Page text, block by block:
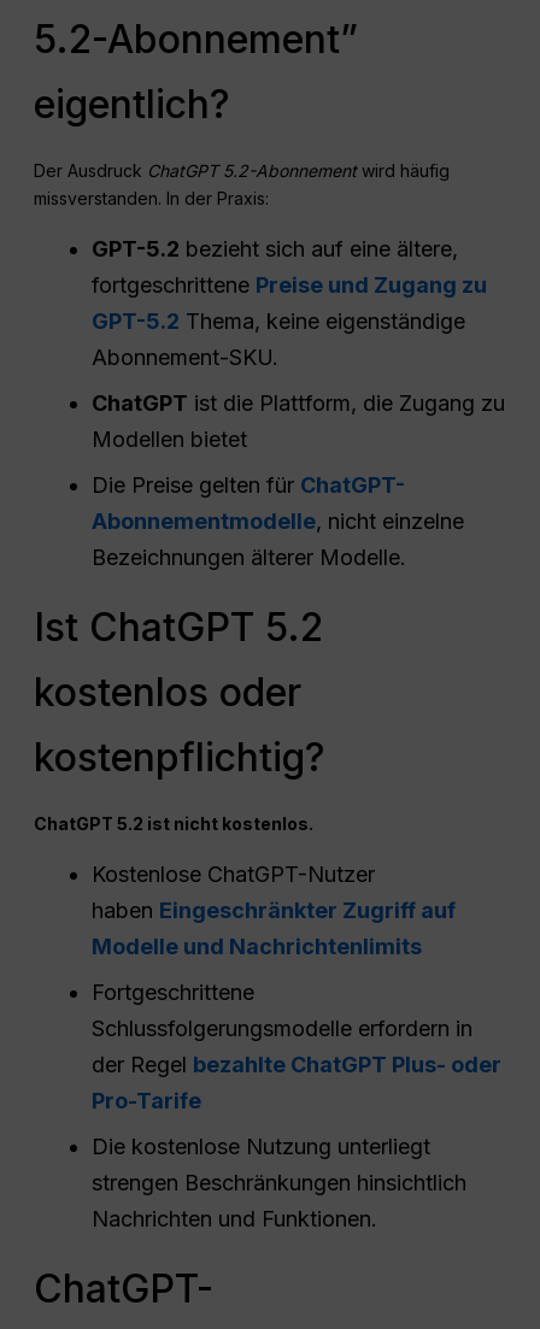
5.2-Abonnement”
eigentlich?
Der Ausdruck ChatGPT 5.2-Abonnementwird häufig
missverstanden. In der Praxis:
GPT-5.2 bezieht sich auf eine ältere,
fortgeschrittene Preise und Zugang zu
GPT-5.2 Thema, keine eigenständige
Abonnement-SKU.
ChatGPT ist die Plattform, die Zugang zu
Modellen bietet
Die Preise gelten für ChatGPT-
Abonnementmodelle, nicht einzelne
Bezeichnungen älterer Modelle.
Ist ChatGPT 5.2
kostenlos oder
kostenpflichtig?
ChatGPT 5.2 ist nicht kostenlos.
Kostenlose ChatGPT-Nutzer
haben Eingeschränkter Zugriff auf
Modelle und Nachrichtenlimits
Fortgeschrittene
Schlussfolgerungsmodelle erfordern in
der Regel bezahlte ChatGPT Plus- oder
Pro-Tarife
Die kostenlose Nutzung unterliegt
strengen Beschränkungen hinsichtlich
Nachrichten und Funktionen.
ChatGPT-